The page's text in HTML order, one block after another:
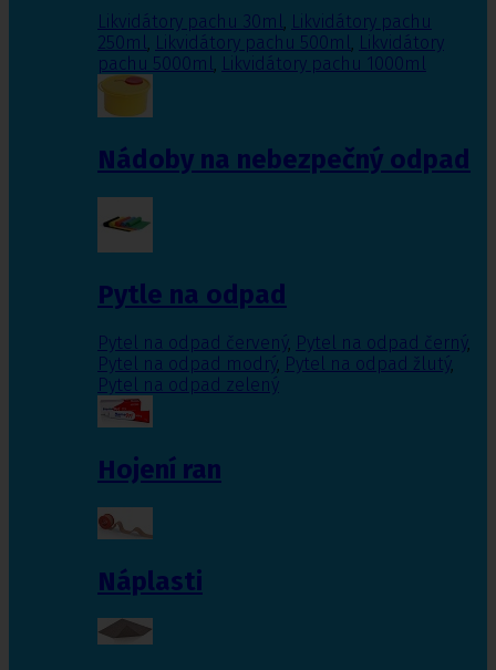
Likvidátory pachu 30ml, Likvidátory pachu
250ml, Likvidátory pachu 500ml, Likvidátory
pachu 5000ml, Likvidátory pachu 1000ml
Nádoby na nebezpečný odpad
Pytle na odpad
Pytel na odpad červený, Pytel na odpad černý,
Pytel na odpad modrý, Pytel na odpad žlutý,
Pytel na odpad zelený
Hojení ran
Náplasti